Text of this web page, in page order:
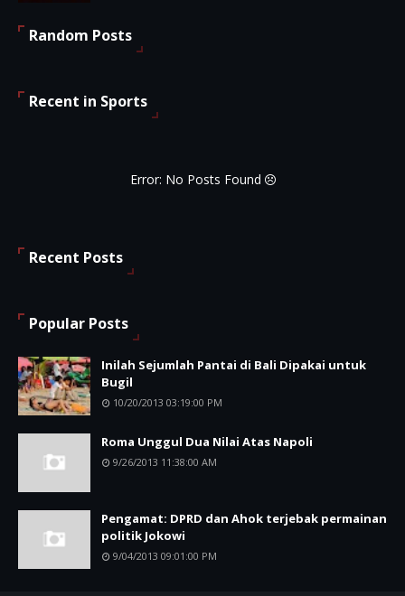
Random Posts
Recent in Sports
Error: No Posts Found
Recent Posts
Popular Posts
Inilah Sejumlah Pantai di Bali Dipakai untuk
Bugil
10/20/2013 03:19:00 PM
Roma Unggul Dua Nilai Atas Napoli
9/26/2013 11:38:00 AM
Pengamat: DPRD dan Ahok terjebak permainan
politik Jokowi
9/04/2013 09:01:00 PM